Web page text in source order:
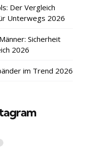
Der Vergleich
Unterwegs 2026
Sicherheit
2026
im Trend 2026